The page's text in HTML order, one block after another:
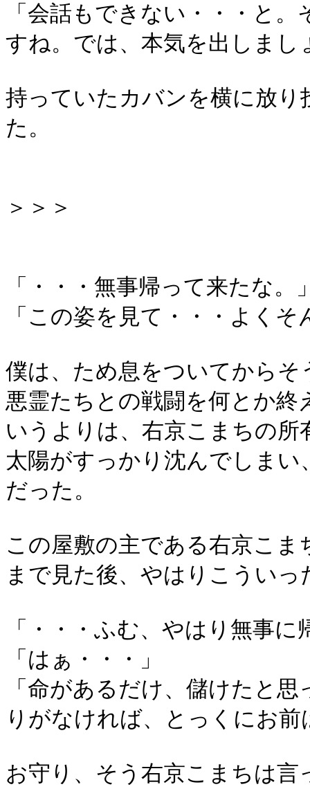
「会話もできない・・・と
すね。では、本気を出しまし
持っていたカバンを横に放り
た。
＞＞＞
「・・・無事帰って来たな。
「この姿を見て・・・よく
僕は、ため息をついてからそ
悪霊たちとの戦闘を何とか終
いうよりは、右京こまちの
太陽がすっかり沈んでしま
だった。
この屋敷の主である右京こ
まで見た後、やはりこういっ
「・・・ふむ、やはり無事
「はぁ・・・」
「命があるだけ、儲けたと
りがなければ、とっくにお
お守り、そう右京こまちは言